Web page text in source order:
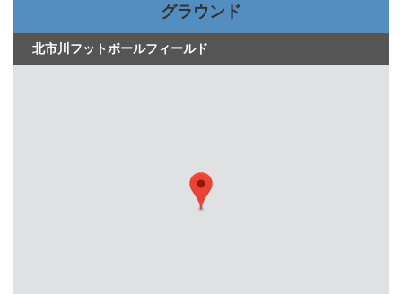
グラウンド
北市川フットボールフィールド